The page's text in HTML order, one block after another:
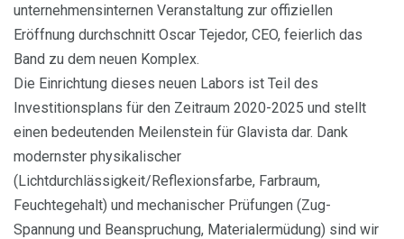
unternehmensinternen Veranstaltung zur offiziellen
Eröffnung durchschnitt Oscar Tejedor, CEO, feierlich das
Band zu dem neuen Komplex.
Die Einrichtung dieses neuen Labors ist Teil des
Investitionsplans für den Zeitraum 2020-2025 und stellt
einen bedeutenden Meilenstein für Glavista dar. Dank
modernster physikalischer
(Lichtdurchlässigkeit/Reflexionsfarbe, Farbraum,
Feuchtegehalt) und mechanischer Prüfungen (Zug-
Spannung und Beanspruchung, Materialermüdung) sind wir